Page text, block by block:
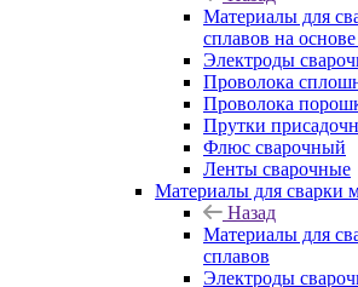
Материалы для
сплавов на
Электроды
Проволока
Проволока
Прутки
Флюс сварочный
Ленты сварочные
Материалы для сварки
Назад
Материалы для
сплавов
Электроды